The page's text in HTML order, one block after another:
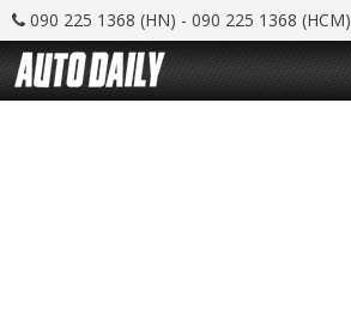
090 225 1368 (HN) - 090 225 1368 (HCM)